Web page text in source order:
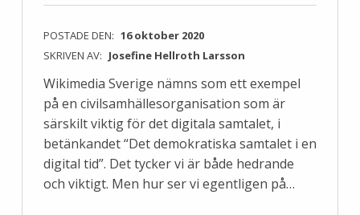
POSTADE DEN: 16 oktober 2020
SKRIVEN AV: Josefine Hellroth Larsson
Wikimedia Sverige nämns som ett exempel
på en civilsamhällesorganisation som är
särskilt viktig för det digitala samtalet, i
betänkandet “Det demokratiska samtalet i en
digital tid”. Det tycker vi är både hedrande
och viktigt. Men hur ser vi egentligen på…